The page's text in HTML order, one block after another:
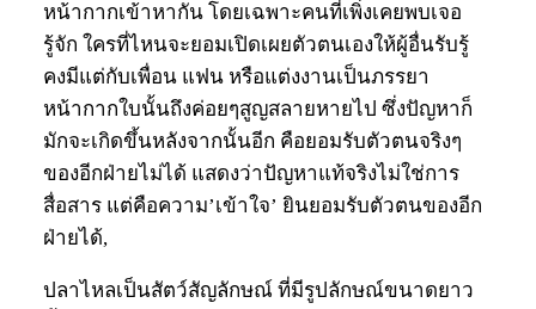
หน้ากากเข้าหากัน โดยเฉพาะคนที่เพิ่งเคยพบเจอ
รู้จัก ใครที่ไหนจะยอมเปิดเผยตัวตนเองให้ผู้อื่นรับรู้
คงมีแต่กับเพื่อน แฟน หรือแต่งงานเป็นภรรยา
หน้ากากใบนั้นถึงค่อยๆสูญสลายหายไป ซึ่งปัญหาก็
มักจะเกิดขึ้นหลังจากนั้นอีก คือยอมรับตัวตนจริงๆ
ของอีกฝ่ายไม่ได้ แสดงว่าปัญหาแท้จริงไม่ใช่การ
สื่อสาร แต่คือความ’เข้าใจ’ ยินยอมรับตัวตนของอีก
ฝ่ายได้,
ปลาไหลเป็นสัตว์สัญลักษณ์ ที่มีรูปลักษณ์ขนาดยาว